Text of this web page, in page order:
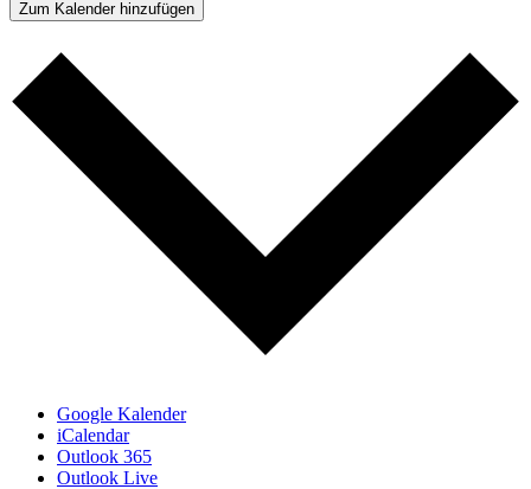
Zum Kalender hinzufügen
Google Kalender
iCalendar
Outlook 365
Outlook Live